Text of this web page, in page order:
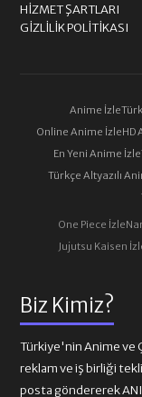
Biz Kimiz?
Türkiye'nin Anime ve
reklam ve iş birliği
posta göndererek
HIZMET ŞARTLARI
GIZLILIK POLITIKASI
Anime İzle
Online Anime İzleHD
En Yeni Anime İzle
Türkçe Altyazılı
One Piece İzle
Jujutsu Kaisen